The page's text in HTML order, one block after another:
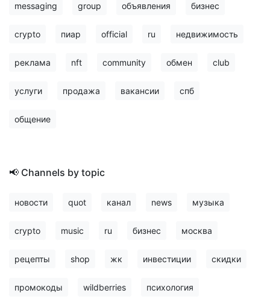
messaging group объявления бизнес
crypto пиар official ru недвижимость
реклама nft community обмен club
услуги продажа вакансии спб
общение
📢 Channels by topic
новости quot канал news музыка
crypto music ru бизнес москва
рецепты shop жк инвестиции скидки
промокоды wildberries психология